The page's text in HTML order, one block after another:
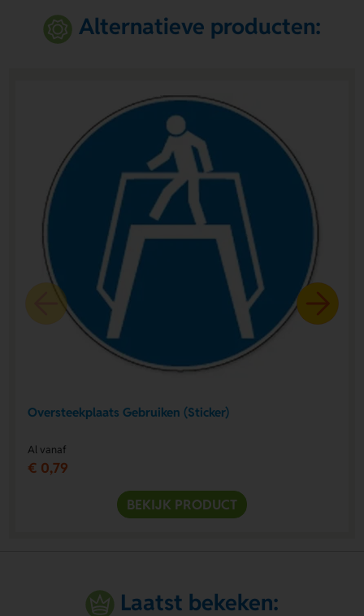
Alternatieve producten:
Oversteekplaats Gebruiken (Sticker)
Al vanaf
€ 0,79
BEKIJK PRODUCT
Laatst bekeken: